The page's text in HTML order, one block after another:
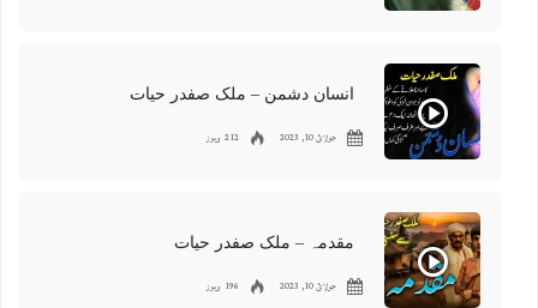
انسان دشمن – ملک صفدر حیات
جولائ 10, 2023 212 ویوز
مقدمہ – ملک صفدر حیات
جولائ 10, 2023 196 ویوز